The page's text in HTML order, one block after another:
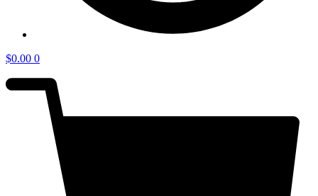
$0.00 0